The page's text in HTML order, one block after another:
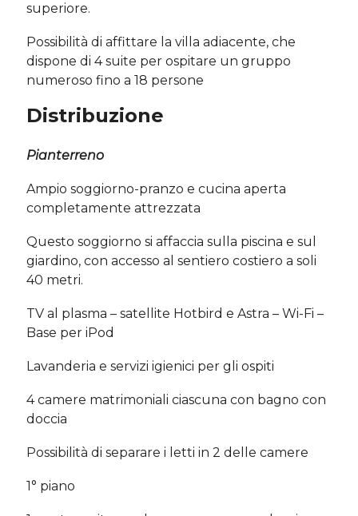
superiore.
Possibilità di affittare la villa adiacente, che
dispone di 4 suite per ospitare un gruppo
numeroso fino a 18 persone
Distribuzione
Pianterreno
Ampio soggiorno-pranzo e cucina aperta
completamente attrezzata
Questo soggiorno si affaccia sulla piscina e sul
giardino, con accesso al sentiero costiero a soli
40 metri.
TV al plasma – satellite Hotbird e Astra – Wi-Fi –
Base per iPod
Lavanderia e servizi igienici per gli ospiti
4 camere matrimoniali ciascuna con bagno con
doccia
Possibilità di separare i letti in 2 delle camere
1° piano